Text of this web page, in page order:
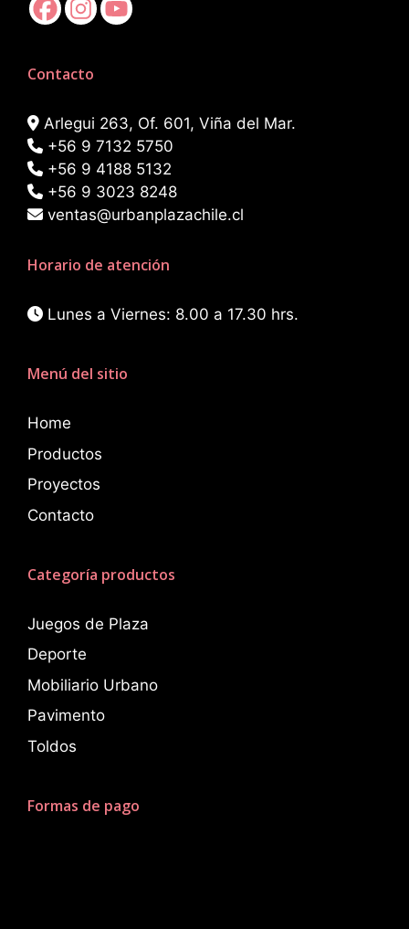
Contacto
Arlegui 263, Of. 601, Viña del Mar.
+56 9 7132 5750
+56 9 4188 5132
+56 9 3023 8248
ventas@urbanplazachile.cl
Horario de atención
Lunes a Viernes: 8.00 a 17.30 hrs.
Menú del sitio
Home
Productos
Proyectos
Contacto
Categoría productos
Juegos de Plaza
Deporte
Mobiliario Urbano
Pavimento
Toldos
Formas de pago